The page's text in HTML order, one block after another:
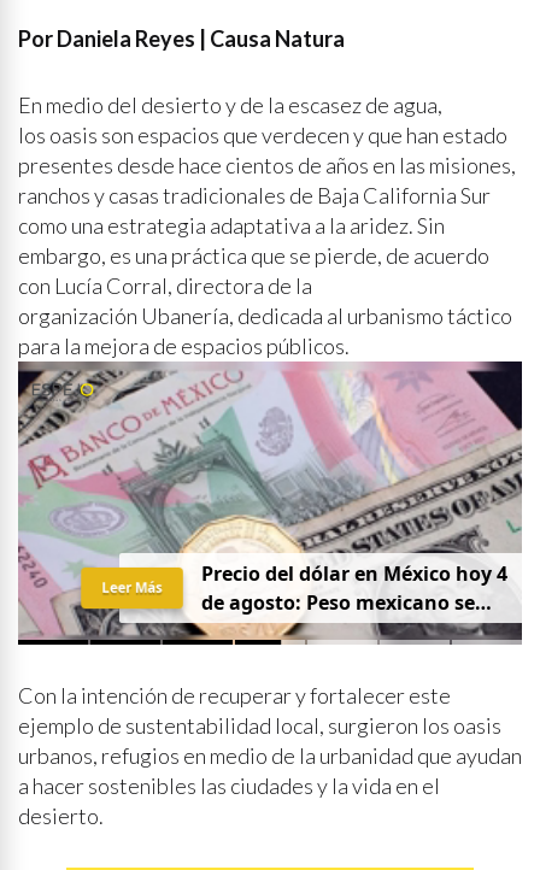
Por Daniela Reyes | Causa Natura
En medio del desierto y de la escasez de agua,
los oasis son espacios que verdecen y que han estado
presentes desde hace cientos de años en las misiones,
ranchos y casas tradicionales de Baja California Sur
como una estrategia adaptativa a la aridez. Sin
embargo, es una práctica que se pierde, de acuerdo
con Lucía Corral, directora de la
organización Ubanería, dedicada al urbanismo táctico
para la mejora de espacios públicos.
Precio del dólar en México hoy 4
de agosto: Peso mexicano se
fortalece
Leer Más
Con la intención de recuperar y fortalecer este
ejemplo de sustentabilidad local, surgieron los oasis
urbanos, refugios en medio de la urbanidad que ayudan
a hacer sostenibles las ciudades y la vida en el
desierto.